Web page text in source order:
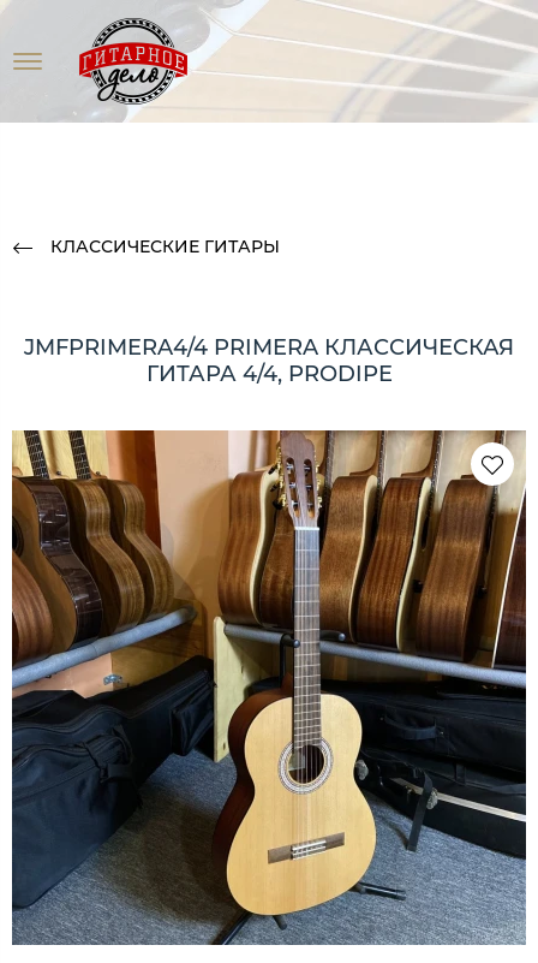
КЛАССИЧЕСКИЕ ГИТАРЫ
JMFPRIMERA4/4 PRIMERA КЛАССИЧЕСКАЯ
ГИТАРА 4/4, PRODIPE